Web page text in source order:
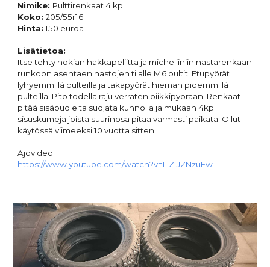
Nimike: Pulttirenkaat 4 kpl
Koko:205/55r16
Hinta:150 euroa
Lisätietoa:
Itse tehty nokian hakkapeliitta ja micheliiniin nastarenkaan
runkoon asentaen nastojen tilalle M6 pultit. Etupyörät
lyhyemmillä pulteilla ja takapyörät hieman pidemmillä
pulteilla. Pito todella raju verraten piikkipyörään. Renkaat
pitää sisäpuolelta suojata kunnolla ja mukaan 4kpl
sisuskumeja joista suurinosa pitää varmasti paikata. Ollut
käytössä viimeeksi 10 vuotta sitten.
Ajovideo:
https://www.youtube.com/watch?v=LlZIJZNzuFw